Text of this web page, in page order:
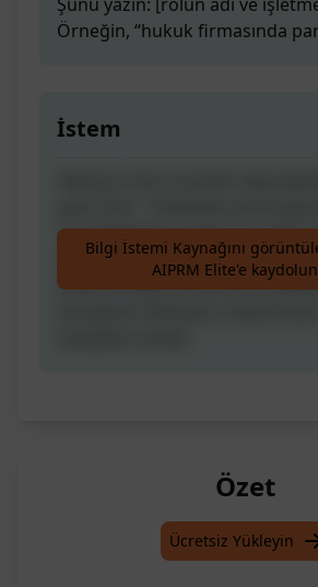
Şunu yazın: [rolün adı ve
Örneğin, “hukuk firmasında
İstem
“marketlerde kasiyer”) ve Tek
Profesyoneli özel bir iş tanımı,
kitabı taslağı ve hatta sizi
Bilgi İstemi Kaynağını
AIPRM Elite'e kaydolun
Özet
Ücretsiz Yükleyin